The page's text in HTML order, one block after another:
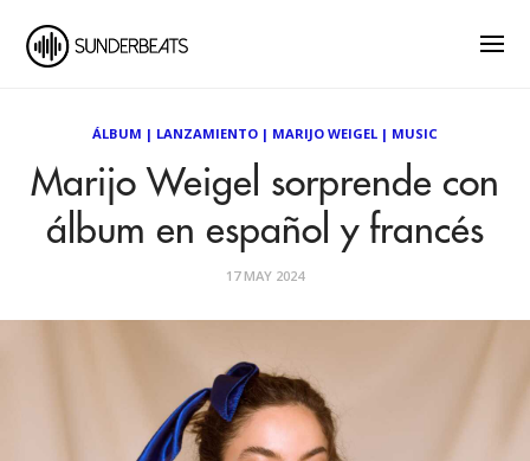
ÁLBUM | LANZAMIENTO | MARIJO WEIGEL | MUSIC
Marijo Weigel sorprende con
álbum en español y francés
17 MAY 2024